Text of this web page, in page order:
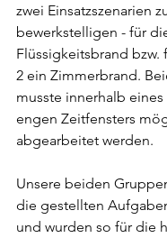
zwei Einsatzszenarien
bewerkstelligen - für
Flüssigkeitsbrand bzw.
2 ein Zimmerbrand.
musste innerhalb eines
engen Zeitfensters
abgearbeitet werden.
Unsere beiden
die gestellten
und wurden so für die